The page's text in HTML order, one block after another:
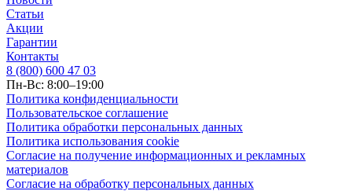
Статьи
Акции
Гарантии
Контакты
8 (800) 600 47 03
Пн-Вс: 8:00–19:00
Политика конфиденциальности
Пользовательское соглашение
Политика обработки персональных данных
Политика использования cookie
Согласие на получение информационных и рекламных
материалов
Согласие на обработку персональных данных